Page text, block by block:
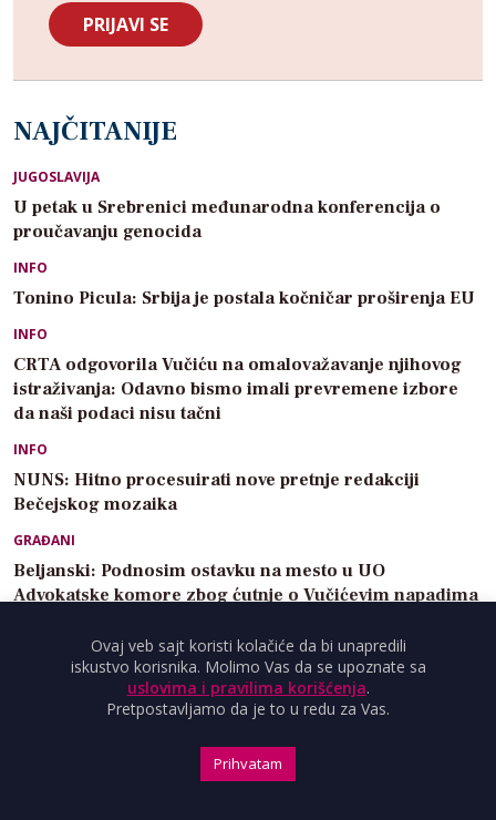
NAJČITANIJE
JUGOSLAVIJA
U petak u Srebrenici međunarodna konferencija o
proučavanju genocida
INFO
Tonino Picula: Srbija je postala kočničar proširenja EU
INFO
CRTA odgovorila Vučiću na omalovažavanje njihovog
istraživanja: Odavno bismo imali prevremene izbore
da naši podaci nisu tačni
INFO
NUNS: Hitno procesuirati nove pretnje redakciji
Bečejskog mozaika
GRAĐANI
Beljanski: Podnosim ostavku na mesto u UO
Advokatske komore zbog ćutnje o Vučićevim napadima
Ovaj veb sajt koristi kolačiće da bi unapredili
iskustvo korisnika. Molimo Vas da se upoznate sa
uslovima i pravilima korišćenja.
Pretpostavljamo da je to u redu za Vas.
Prihvatam